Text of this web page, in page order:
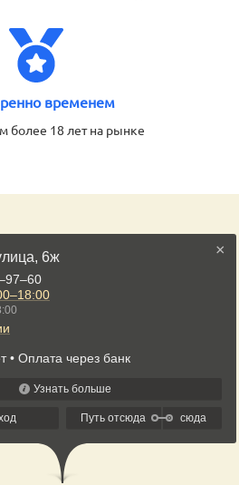
временем
более 18 лет на рынке